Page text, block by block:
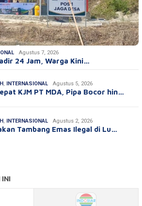
Agustus 7, 2026
24 Jam, Warga Kini…
, INTERNASIONAL Agustus 5, 2026
KJM PT MDA, Pipa Bocor hin…
, INTERNASIONAL Agustus 2, 2026
Tambang Emas Ilegal di Lu…